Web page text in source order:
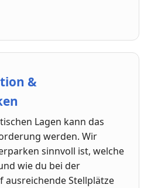
&
Lagen kann das
werden. Wir
sinnvoll ist, welche
wie du bei der
ausreichende Stellplätze